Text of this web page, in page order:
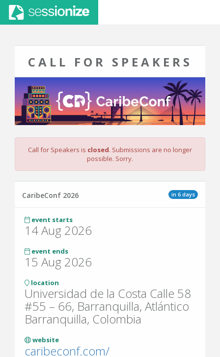
CALL FOR SPEAKERS
Call for Speakers is closed. Submissions are no longer
possible. Sorry.
in 6 days
CaribeConf 2026
event starts
14 Aug 2026
event ends
15 Aug 2026
location
Universidad de la Costa Calle 58
#55 – 66, Barranquilla, Atlántico
Barranquilla, Colombia
website
caribeconf.com/